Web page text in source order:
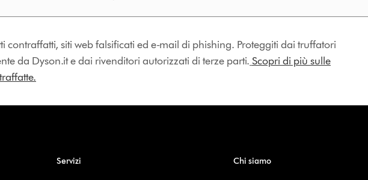
contraffatti, siti web falsificati ed e-mail di phishing. Proteggiti dai truffatori
da Dyson.it e dai rivenditori autorizzati di terze parti. Scopri di più sulle
Servizi Chi siamo